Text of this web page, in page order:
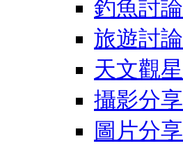
釣魚討論
旅遊討論
天文觀星
攝影分享
圖片分享